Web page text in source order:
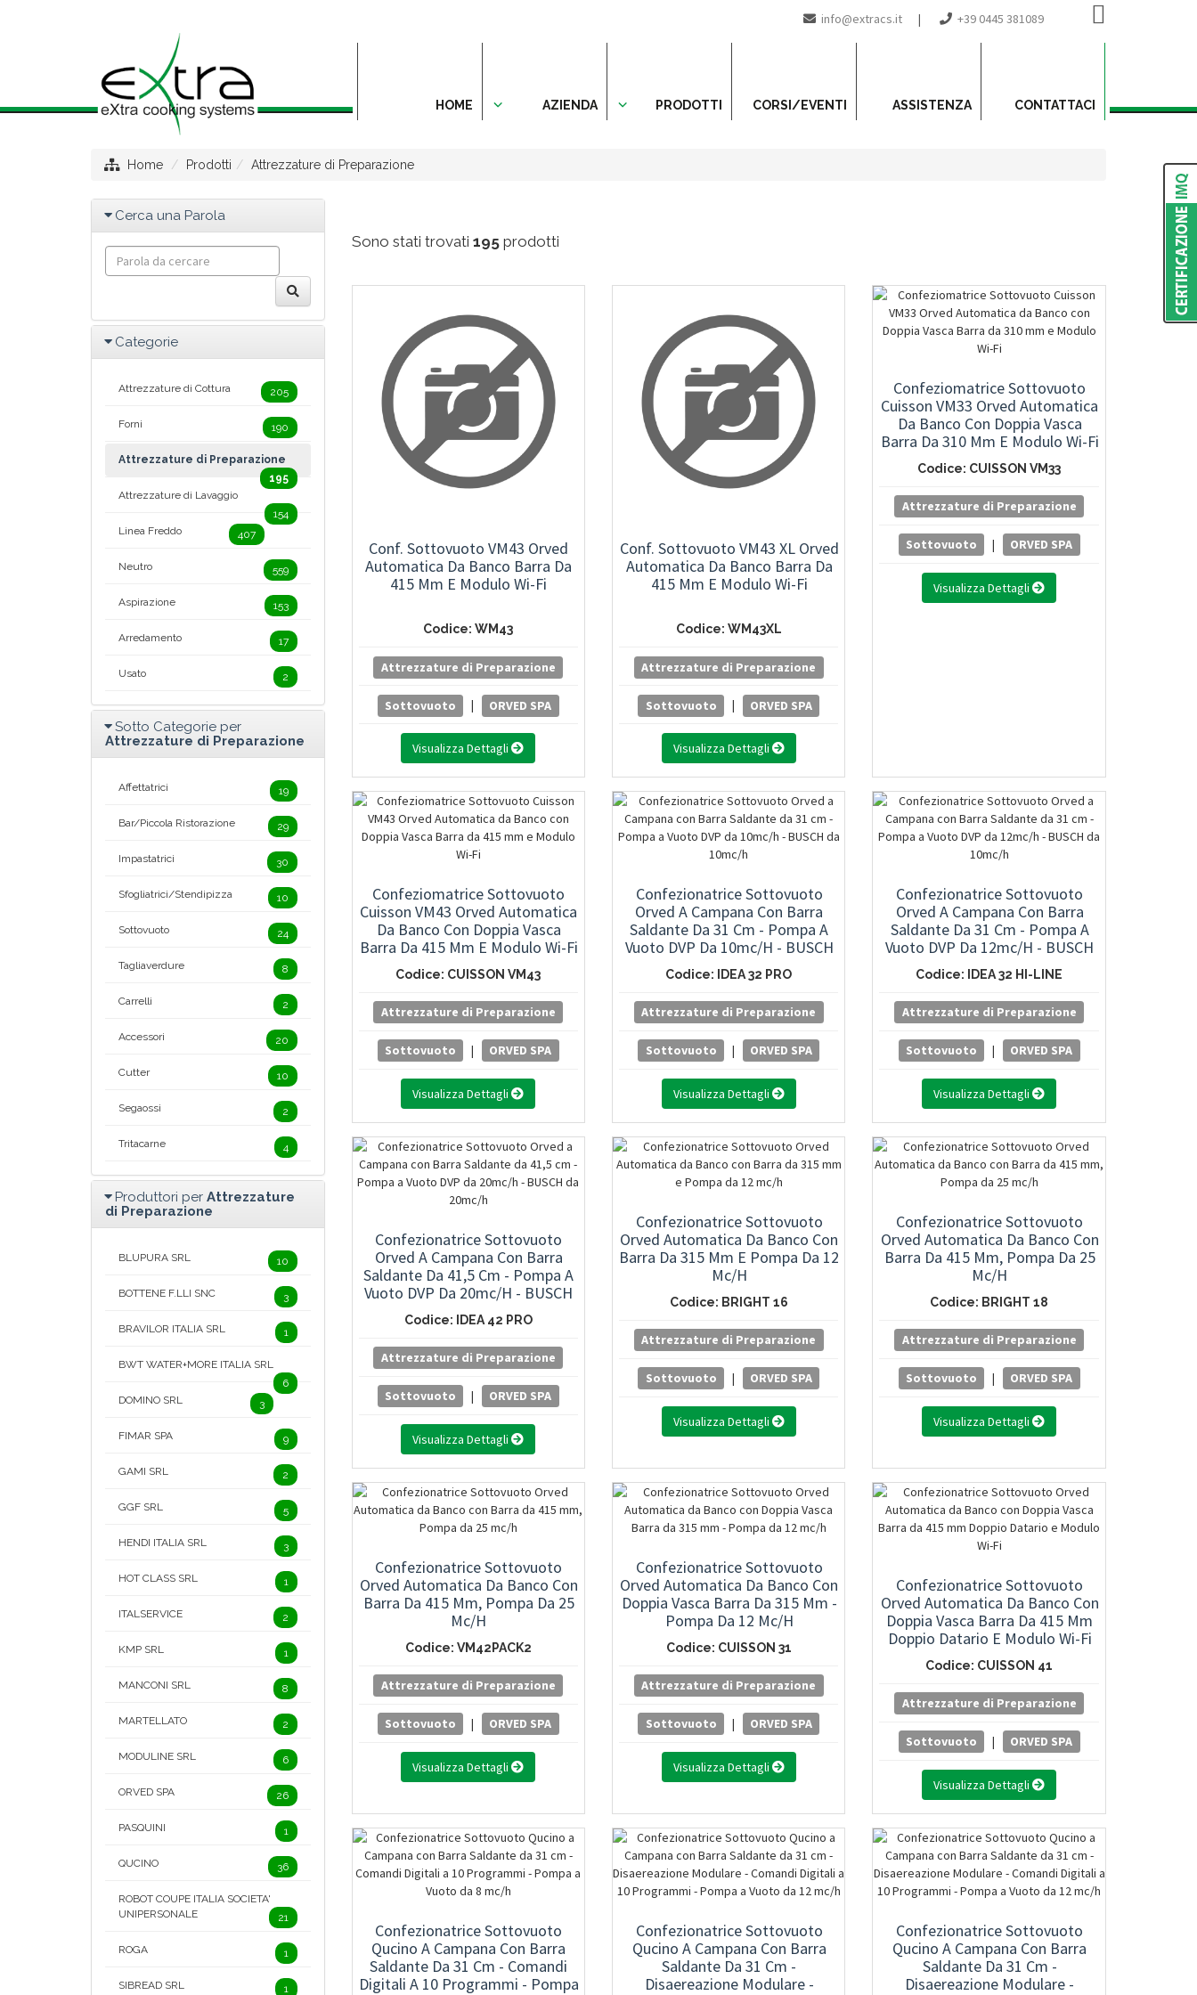
info@extracs.it | +39 0445 381089
HOME AZIENDA PRODOTTI CORSI/EVENTI ASSISTENZA CONTATTACI
Home Prodotti Attrezzature di Preparazione
Sono stati trovati 195prodotti
Conf. Sottovuoto VM43 Orved
Automatica Da Banco Barra Da
415 Mm E Modulo Wi-Fi
Codice: WM43
Attrezzature di Preparazione
Sottovuoto | ORVED SPA
Visualizza Dettagli
Conf. Sottovuoto VM43 XL Orved
Automatica Da Banco Barra Da
415 Mm E Modulo Wi-Fi
Codice: WM43XL
Attrezzature di Preparazione
Sottovuoto | ORVED SPA
Visualizza Dettagli
Confeziomatrice Sottovuoto
Cuisson VM33 Orved Automatica
Da Banco Con Doppia Vasca
Barra Da 310 Mm E Modulo Wi-Fi
Codice: CUISSON VM33
Attrezzature di Preparazione
Sottovuoto | ORVED SPA
Visualizza Dettagli
Confeziomatrice Sottovuoto
Cuisson VM43 Orved Automatica
Da Banco Con Doppia Vasca
Barra Da 415 Mm E Modulo Wi-Fi
Codice: CUISSON VM43
Attrezzature di Preparazione
Sottovuoto | ORVED SPA
Visualizza Dettagli
Confezionatrice Sottovuoto
Orved A Campana Con Barra
Saldante Da 31 Cm - Pompa A
Vuoto DVP Da 10mc/h - BUSCH
Da 10mc/h
Codice: IDEA 32 PRO
Attrezzature di Preparazione
Sottovuoto | ORVED SPA
Visualizza Dettagli
Confezionatrice Sottovuoto
Orved A Campana Con Barra
Saldante Da 31 Cm - Pompa A
Vuoto DVP Da 12mc/h - BUSCH
Da 10mc/h
Codice: IDEA 32 HI-LINE
Attrezzature di Preparazione
Sottovuoto | ORVED SPA
Visualizza Dettagli
Confezionatrice Sottovuoto
Orved A Campana Con Barra
Saldante Da 41,5 Cm - Pompa A
Vuoto DVP Da 20mc/h - BUSCH
Da 20mc/h
Codice: IDEA 42 PRO
Attrezzature di Preparazione
Sottovuoto | ORVED SPA
Visualizza Dettagli
Confezionatrice Sottovuoto
Orved Automatica Da Banco Con
Barra Da 315 Mm E Pompa Da 12
Mc/h
Codice: BRIGHT 16
Attrezzature di Preparazione
Sottovuoto | ORVED SPA
Visualizza Dettagli
Confezionatrice Sottovuoto
Orved Automatica Da Banco Con
Barra Da 415 Mm, Pompa Da 25
Mc/h
Codice: BRIGHT 18
Attrezzature di Preparazione
Sottovuoto | ORVED SPA
Visualizza Dettagli
Confezionatrice Sottovuoto
Orved Automatica Da Banco Con
Barra Da 415 Mm, Pompa Da 25
Mc/h
Codice: VM42PACK2
Attrezzature di Preparazione
Sottovuoto | ORVED SPA
Visualizza Dettagli
Confezionatrice Sottovuoto
Orved Automatica Da Banco Con
Doppia Vasca Barra Da 315 Mm -
Pompa Da 12 Mc/h
Codice: CUISSON 31
Attrezzature di Preparazione
Sottovuoto | ORVED SPA
Visualizza Dettagli
Confezionatrice Sottovuoto
Orved Automatica Da Banco Con
Doppia Vasca Barra Da 415 Mm
Doppio Datario E Modulo Wi-Fi
Codice: CUISSON 41
Attrezzature di Preparazione
Sottovuoto | ORVED SPA
Visualizza Dettagli
Confezionatrice Sottovuoto
Qucino A Campana Con Barra
Saldante Da 31 Cm - Comandi
Digitali A 10 Programmi - Pompa
Confezionatrice Sottovuoto
Qucino A Campana Con Barra
Saldante Da 31 Cm -
Disaereazione Modulare -
Confezionatrice Sottovuoto
Qucino A Campana Con Barra
Saldante Da 31 Cm -
Disaereazione Modulare -
Cerca una Parola
Categorie
Attrezzature di Cottura 205
Forni 190
Attrezzature di Preparazione
195
Attrezzature di Lavaggio
154
Linea Freddo
407
Neutro 559
Aspirazione 153
Arredamento 17
Usato 2
Sotto Categorie per
Attrezzature di Preparazione
Affettatrici 19
Bar/Piccola Ristorazione 29
Impastatrici 30
Sfogliatrici/Stendipizza 10
Sottovuoto 24
Tagliaverdure 8
Carrelli 2
Accessori 20
Cutter 10
Segaossi 2
Tritacarne 4
Produttori per Attrezzature
di Preparazione
BLUPURA SRL 10
BOTTENE F.LLI SNC 3
BRAVILOR ITALIA SRL 1
BWT WATER+MORE ITALIA SRL
6
DOMINO SRL
3
FIMAR SPA 9
GAMI SRL 2
GGF SRL 5
HENDI ITALIA SRL 3
HOT CLASS SRL 1
ITALSERVICE 2
KMP SRL 1
MANCONI SRL 8
MARTELLATO 2
MODULINE SRL 6
ORVED SPA 26
PASQUINI 1
QUCINO 36
ROBOT COUPE ITALIA SOCIETA'
UNIPERSONALE
21
ROGA 1
SIBREAD SRL 1